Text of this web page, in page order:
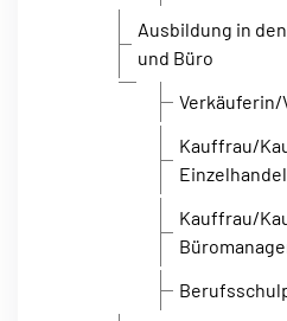
Ausbildung in
und Büro
Verkäuferin/
Kauffrau/
Einzelhandel
Kauffrau/